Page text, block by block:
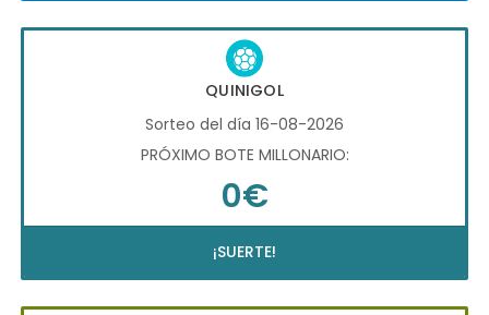
QUINIGOL
Sorteo del día 16-08-2026
PRÓXIMO BOTE MILLONARIO:
0€
¡SUERTE!